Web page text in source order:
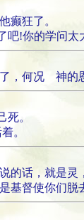
癫狂了。
吧!你的学问太
，何况 神的
死。
。
的话，就是灵
基督使你们脱